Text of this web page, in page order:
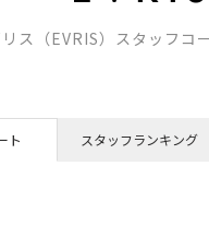
ス（EVRIS）スタッフコ
ト スタッフランキング